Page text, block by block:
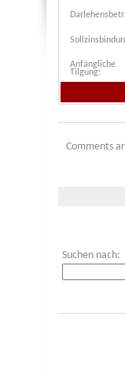
Anfängliche
Tilgung:
Comments
Suchen nach: